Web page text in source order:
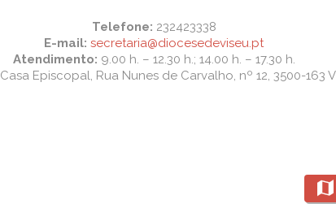
Telefone: 232423338
E-mail: secretaria@diocesedeviseu.pt
Atendimento: 9.00 h. – 12.30 h.; 14.00 h. – 17.30 h.
Casa Episcopal, Rua Nunes de Carvalho, nº 12, 3500-163
